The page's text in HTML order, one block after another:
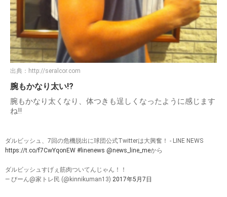
出典： http://seralcor.com
腕もかなり太い!?
腕もかなり太くなり、体つきも逞しくなったように感じます
ね!!
ダルビッシュ、7回の危機脱出に球団公式Twitterは大興奮！ - LINE NEWS
https://t.co/f7CwYqonEW #linenews @news_line_meから
ダルビッシュすげぇ筋肉ついてんじゃん！！
— びーん@家トレ民 (@kinnikuman13) 2017年5月7日